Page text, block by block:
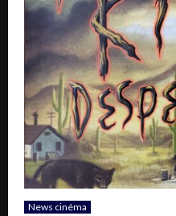
News cinéma